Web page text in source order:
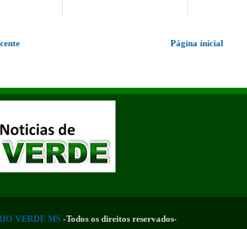
Página inicial
VERDE MS -Todos os direitos reservados-